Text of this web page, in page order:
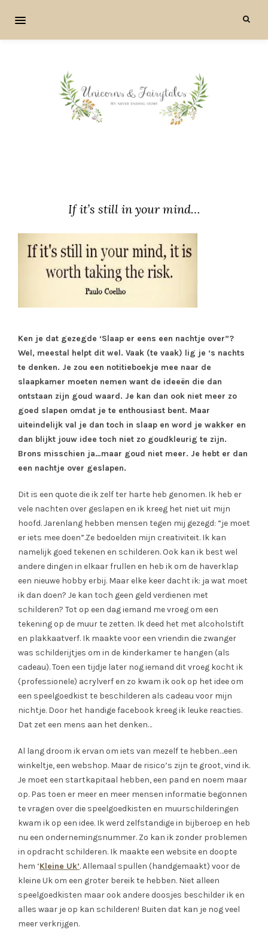
If it’s still in your mind…
Ken je dat gezegde ‘Slaap er eens een nachtje over”?
Wel, meestal helpt dit wel. Vaak (te vaak) lig je ‘s nachts
te denken. Je zou een notitieboekje mee naar de
slaapkamer moeten nemen want de ideeën die dan
ontstaan zijn goud waard. Je kan dan ook niet meer zo
goed slapen omdat je te enthousiast bent. Maar
uiteindelijk val je dan toch in slaap en word je wakker en
dan blijkt jouw idee toch niet zo goudkleurig te zijn.
Brons misschien ja…maar goud niet meer. Je hebt er dan
een nachtje over geslapen.
Dit is een quote die ik zelf ter harte heb genomen. Ik heb er
vele nachten over geslapen en ik kreeg het niet uit mijn
hoofd. Jarenlang hebben mensen tegen mij gezegd: “je moet
er iets mee doen”.Ze bedoelden mijn creativiteit. Ik kan
namelijk goed tekenen en schilderen. Ook kan ik best wel
andere dingen in elkaar frullen en heb ik om de haverklap
een nieuwe hobby erbij. Maar elke keer dacht ik: ja wat moet
ik dan doen? Je kan toch geen geld verdienen met
schilderen? Tot op een dag iemand me vroeg om een
tekening op de muur te zetten. Ik deed het met alcoholstift
en plakkaatverf. Ik maakte voor een vriendin die zwanger
was schilderijtjes om in de kinderkamer te hangen (als
cadeau). Toen een tijdje later nog iemand dit vroeg kocht ik
(professionele) acrylverf en zo kwam ik ook op het idee om
een speelgoedkist te beschilderen als cadeau voor mijn
nichtje. Door het handige facebook kreeg ik leuke reacties.
Dat zet een mens aan het denken…
Al lang droom ik ervan om iets van mezelf te hebben…een
winkeltje, een webshop. Maar de risico’s zijn te groot, vind ik.
Je moet een startkapitaal hebben, een pand en noem maar
op. Pas toen er meer en meer mensen informatie begonnen
te vragen over die speelgoedkisten en muurschilderingen
kwam ik op een idee. Ik werd zelfstandige in bijberoep en heb
nu een ondernemingsnummer. Zo kan ik zonder problemen
in opdracht schilderen. Ik maakte een website en doopte
hem ‘Kleine Uk’. Allemaal spullen (handgemaakt) voor de
kleine Uk om een groter bereik te hebben. Niet alleen
speelgoedkisten maar ook andere doosjes beschilder ik en
alles waar je op kan schilderen! Buiten dat kan je nog veel
meer verkrijgen.